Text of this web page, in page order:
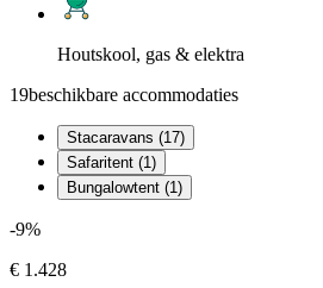
Houtskool, gas & elektra
19beschikbare accommodaties
Stacaravans (17)
Safaritent (1)
Bungalowtent (1)
-9%
€ 1.428